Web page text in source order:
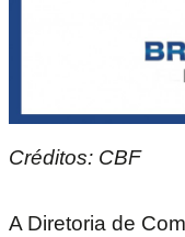
Créditos: CBF
A Diretoria de